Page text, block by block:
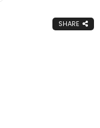
SHARE